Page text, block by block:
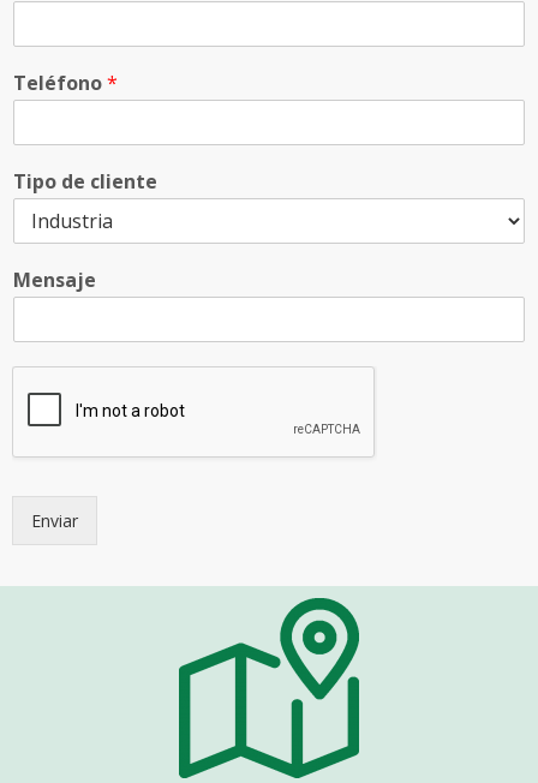
Teléfono*
Tipo de cliente
Mensaje
Enviar